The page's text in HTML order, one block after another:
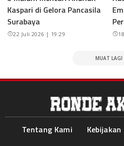
Kaspari di Gelora Pancasila
Surabaya
22 Juli 2026 | 19:29
MUAT LAGI
Tentang Kami